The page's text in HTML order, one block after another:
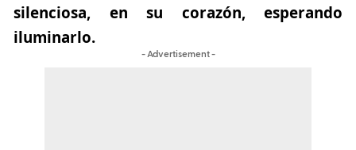
silenciosa, en su corazón, esperando
iluminarlo.
- Advertisement -